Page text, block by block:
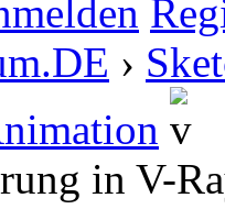
›
in V-